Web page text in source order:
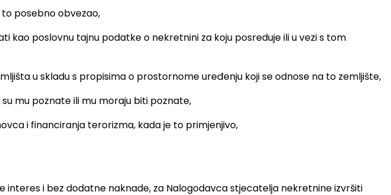
posebno obvezao,
poslovnu tajnu podatke o nekretnini za koju posreduje ili u vezi s tom
u skladu s propisima o prostornome uređenju koji se odnose na to zemljište,
mu poznate ili mu moraju biti poznate,
i financiranja terorizma, kada je to primjenjivo,
i bez dodatne naknade, za Nalogodavca stjecatelja nekretnine izvršiti